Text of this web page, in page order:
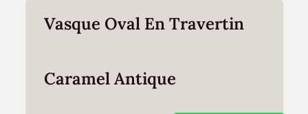
Vasque Oval En Travertin
Caramel Antique